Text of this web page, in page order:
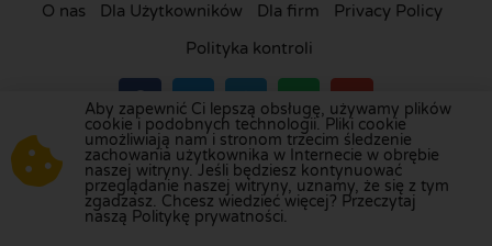
O nas Dla Użytkowników Dla firm
Privacy Policy
Polityka kontroli
Odwiedź naszą platformę recenzji wHolandii,
Wielkiej Brytanii,Francji,Niemczech,Belgii,
Hiszpanii,Włoszech, Portugalii,Danii,Finlandii i
Szwecji.
Aby zapewnić Ci lepszą obsługę, używamy plików
cookie i podobnych technologii. Pliki cookie
umożliwiają nam i stronom trzecim śledzenie
zachowania użytkownika w Internecie w obrębie
naszej witryny. Jeśli będziesz kontynuować
przeglądanie naszej witryny, uznamy, że się z tym
zgadzasz. Chcesz wiedzieć więcej? Przeczytaj
naszą Politykę prywatności.